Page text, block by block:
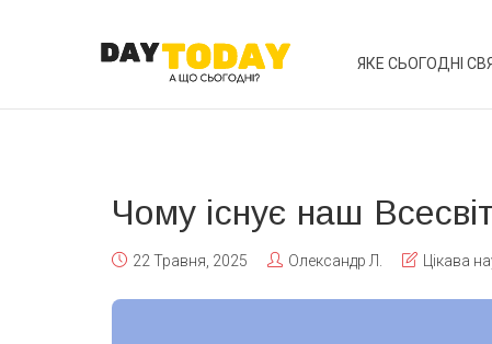
ЯКЕ СЬОГОДНІ
Чому існує наш
22 Травня, 2025 Олександр Л. Цікава